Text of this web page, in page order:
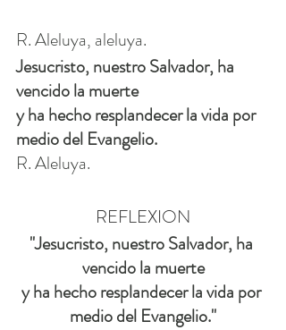
R. Aleluya, aleluya.
Jesucristo, nuestro Salvador, ha
vencido la muerte
y ha hecho resplandecer la vida por
medio del Evangelio.
R. Aleluya.
REFLEXION
"Jesucristo, nuestro Salvador, ha
vencido la muerte
y ha hecho resplandecer la vida por
medio del Evangelio."